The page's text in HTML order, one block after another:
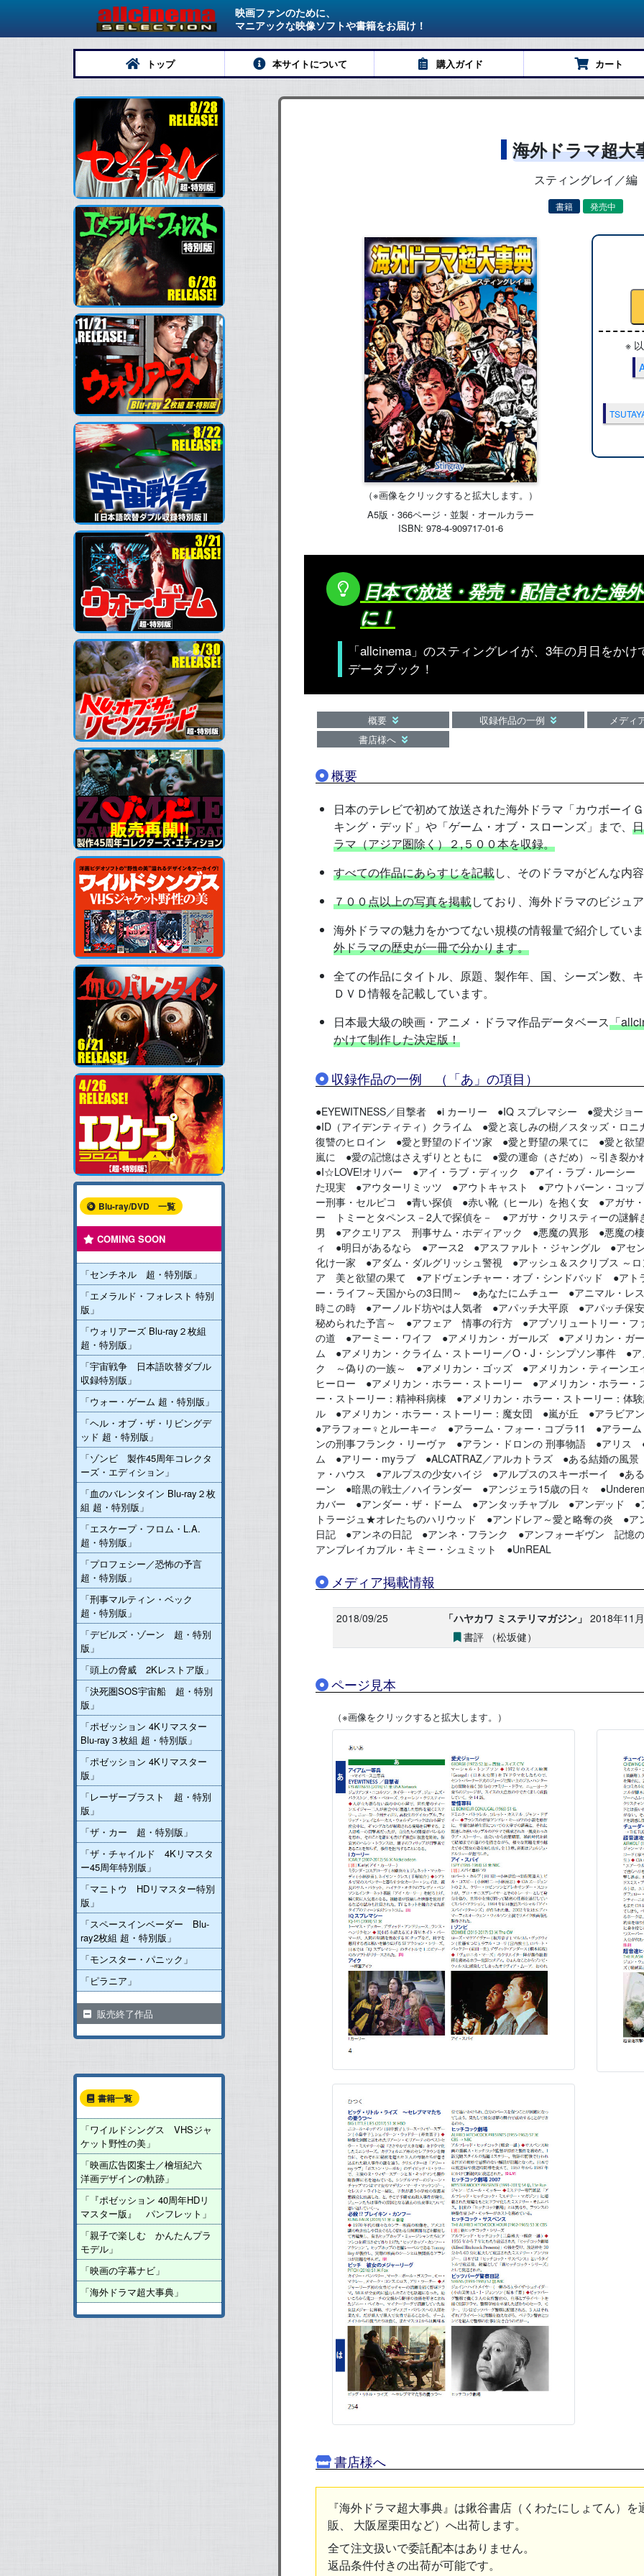
映画ファンのために、
マニアックな映像ソフトや書籍をお届け！
トップ 本サイトについて 購入ガイド カート
Blu-ray/DVD 一覧
COMING SOON
「センチネル 超・特別版」
「エメラルド・フォレスト 特別
版」
「ウォリアーズ Blu-ray２枚組
超・特別版」
「宇宙戦争 日本語吹替ダブル
収録特別版」
「ウォー・ゲーム 超・特別版」
「ヘル・オブ・ザ・リビングデ
ッド 超・特別版」
「ゾンビ 製作45周年コレクタ
ーズ・エディション」
「血のバレンタイン Blu-ray２枚
組 超・特別版」
「エスケープ・フロム・L.A.
超・特別版」
「プロフェシー／恐怖の予言
超・特別版」
「刑事マルティン・ベック
超・特別版」
「デビルズ・ゾーン 超・特別
版」
「頭上の脅威 2Kレストア版」
「決死圏SOS宇宙船 超・特別
版」
「ポゼッション 4Kリマスター
Blu-ray３枚組 超・特別版」
「ポゼッション 4Kリマスター
版」
「レーザーブラスト 超・特別
版」
「ザ・カー 超・特別版」
「ザ・チャイルド 4Kリマスタ
ー45周年特別版」
「マニトウ HDリマスター特別
版」
「スペースインベーダー Blu-
ray2枚組 超・特別版」
「モンスター・パニック」
「ピラニア」
販売終了作品
書籍一覧
「ワイルドシングス VHSジャ
ケット野性の美」
「映画広告図案士／檜垣紀六
洋画デザインの軌跡」
「『ポゼッション 40周年HDリ
マスター版』 パンフレット」
「親子で楽しむ かんたんプラ
モデル」
「映画の字幕ナビ」
「海外ドラマ超大事典」
海外ドラマ超大
スティングレイ／編
書籍 発売中
（※画像をクリックすると拡大します。）
A5版・366ページ・並製・オールカラー
ISBN: 978-4-909717-01-6
※
日本で放送・発売・配信された海
に！
「allcinema」のスティングレイが、3年の月日をか
データブック！
概要 収録作品の一例
メディ
書店様へ
概要
日本のテレビで初めて放送された海外ドラマ「カウボーイ
キング・デッド」や「ゲーム・オブ・スローンズ」まで、
ラマ（アジア圏除く）２,５００本を収録。
すべての作品にあらすじを記載し、そのドラマがどんな内
７００点以上の写真を掲載しており、海外ドラマのビジュ
海外ドラマの魅力をかつてない規模の情報量で紹介してい
外ドラマの歴史が一冊で分かります。
全ての作品にタイトル、原題、製作年、国、シーズン数、
ＤＶＤ情報を記載しています。
日本最大級の映画・アニメ・ドラマ作品データベース「
かけて制作した決定版！
収録作品の一例 （「あ」の項目）
●EYEWITNESS／目撃者 ●i カーリー ●IQ スプレマシー ●愛犬ジ
●ID（アイデンティティ）クライム ●愛と哀しみの樹／スタッズ・ロ
復讐のヒロイン ●愛と野望のドイツ家 ●愛と野望の果てに ●愛と欲
嵐に ●愛の記憶はさえずりとともに ●愛の運命（さだめ）～引き
●I☆LOVE!オリバー ●アイ・ラブ・ディック ●アイ・ラブ・ルーシ
た現実 ●アウターリミッツ ●アウトキャスト ●アウトバーン・コ
ー刑事・セルピコ ●青い探偵 ●赤い靴（ヒール）を抱く女 ●アガサ
ー トミーとタペンス－2人で探偵を－ ●アガサ・クリスティーの謎
男 ●アクエリアス 刑事サム・ホディアック ●悪魔の異形 ●悪魔の
ィ ●明日があるなら ●アース2 ●アスファルト・ジャングル ●アセ
化け一家 ●アダム・ダルグリッシュ警視 ●アッシュ＆スクリブス ～
ア 美と欲望の果て ●アドヴェンチャー・オブ・シンドバッド ●ア
ー・ライフ～天国からの3日間～ ●あなたにムチュー ●アニマル・
時この時 ●アーノルド坊やは人気者 ●アパッチ大平原 ●アパッチ保
秘められた予言～ ●アフェア 情事の行方 ●アブソリュートリー・
の道 ●アーミー・ワイフ ●アメリカン・ガールズ ●アメリカン・ガ
ム ●アメリカン・クライム・ストーリー／O・J・シンプソン事件 ●
ク ～偽りの一族～ ●アメリカン・ゴッズ ●アメリカン・ティーンエ
ヒーロー ●アメリカン・ホラー・ストーリー ●アメリカン・ホラー
ー・ストーリー：精神科病棟 ●アメリカン・ホラー・ストーリー：体
ル ●アメリカン・ホラー・ストーリー：魔女団 ●嵐が丘 ●アラビア
●アラフォー♀とルーキー♂ ●アラーム・フォー・コブラ11 ●アラー
ンの刑事フランク・リーヴァ ●アラン・ドロンの 刑事物語 ●アリ
ム ●アリー・myラブ ●ALCATRAZ／アルカトラズ ●ある結婚の風
ァ・ハウス ●アルプスの少女ハイジ ●アルプスのスキーボーイ ●あ
ーン ●暗黒の戦士／ハイランダー ●アンジェラ15歳の日々
カバー ●アンダー・ザ・ドーム ●アンタッチャブル ●アンデッド
トラージュ★オレたちのハリウッド ●アンドレア～愛と略奪の炎 ●
日記 ●アンネの日記 ●アンネ・フランク ●アンフォーギヴン 記
アンブレイカブル・キミー・シュミット ●UnREAL
メディア掲載情報
2018/09/25 「ハヤカワ ミステリマガジン」 2018年11
書評 （松坂健）
ページ見本
（※画像をクリックすると拡大します。）
書店様へ
『海外ドラマ超大事典』は鍬谷書店（くわたにしょてん）
販、 大阪屋栗田など）へ出荷します。
全て注文扱いで委託配本はありません。
返品条件付きの出荷が可能です。